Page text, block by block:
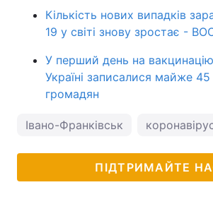
Кількість нових випадків
19 у світі знову зростає -
У перший день на
Україні записалися майже
громадян
Івано-Франківськ
ПІДТРИМАЙТЕ